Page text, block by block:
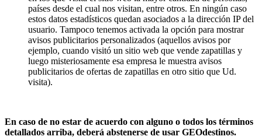
países desde el cual nos visitan, entre otros. En ningún caso
estos datos estadísticos quedan asociados a la dirección IP del
usuario. Tampoco tenemos activada la opción para mostrar
avisos publicitarios personalizados (aquellos avisos por
ejemplo, cuando visitó un sitio web que vende zapatillas y
luego misteriosamente esa empresa le muestra avisos
publicitarios de ofertas de zapatillas en otro sitio que Ud.
visita).
En caso de no estar de acuerdo con alguno o todos los términos
detallados arriba, deberá abstenerse de usar GEOdestinos.